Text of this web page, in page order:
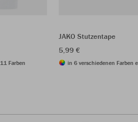
11 Farben
JAKO Stutzentape
5,99 €
in 6 verschiedenen Farben